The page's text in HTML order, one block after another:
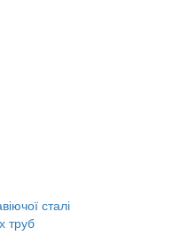
сталі
труб